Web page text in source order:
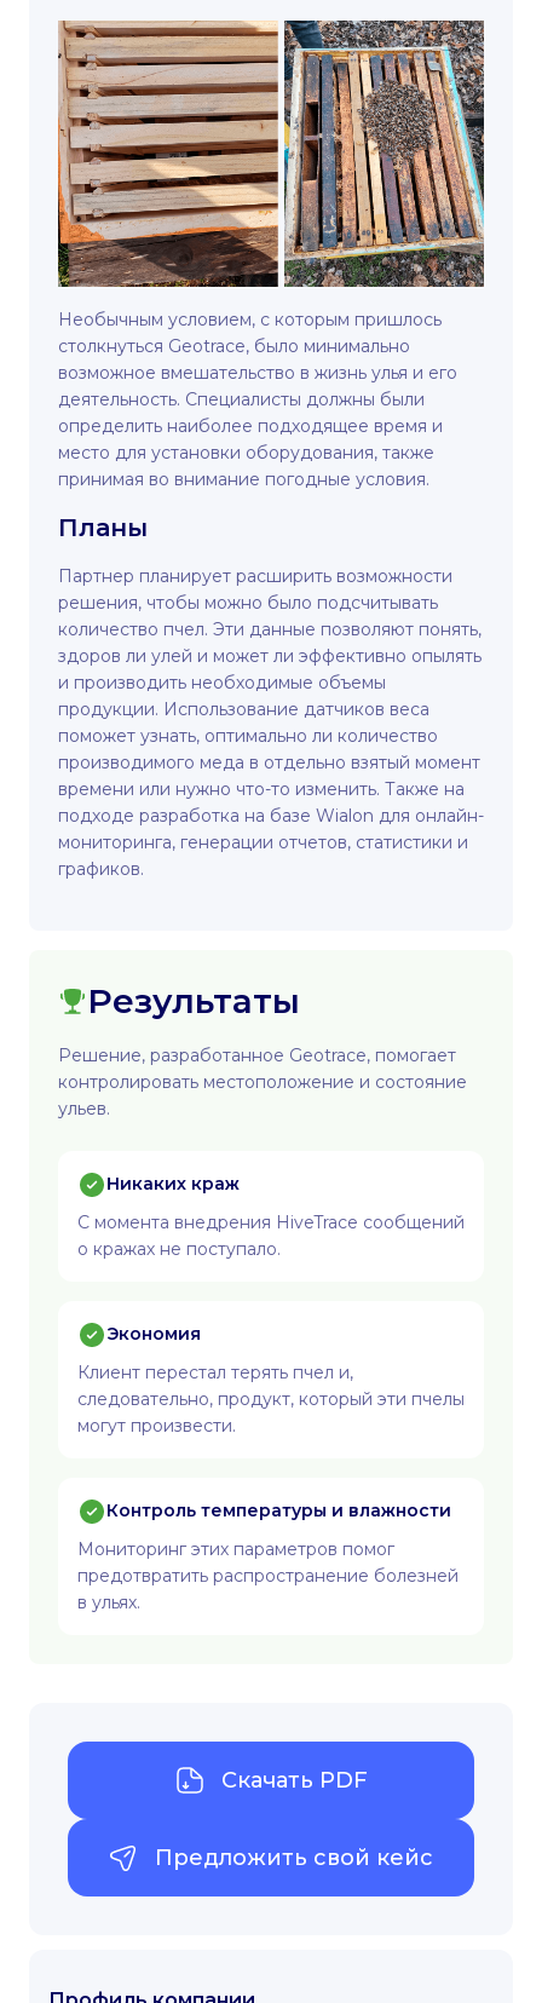
Необычным условием, с которым пришлось
столкнуться Geotrace, было минимально
возможное вмешательство в жизнь улья и его
деятельность. Специалисты должны были
определить наиболее подходящее время и
место для установки оборудования, также
принимая во внимание погодные условия.
Планы
Партнер планирует расширить возможности
решения, чтобы можно было подсчитывать
количество пчел. Эти данные позволяют понять,
здоров ли улей и может ли эффективно опылять
и производить необходимые объемы
продукции. Использование датчиков веса
поможет узнать, оптимально ли количество
производимого меда в отдельно взятый момент
времени или нужно что-то изменить. Также на
подходе разработка на базе Wialon для онлайн-
мониторинга, генерации отчетов, статистики и
графиков.
Результаты
Решение, разработанное Geotrace, помогает
контролировать местоположение и состояние
ульев.
Никаких краж
С момента внедрения HiveTrace сообщений
о кражах не поступало.
Экономия
Клиент перестал терять пчел и,
следовательно, продукт, который эти пчелы
могут произвести.
Контроль температуры и влажности
Мониторинг этих параметров помог
предотвратить распространение болезней
в ульях.
Скачать PDF
Предложить свой кейс